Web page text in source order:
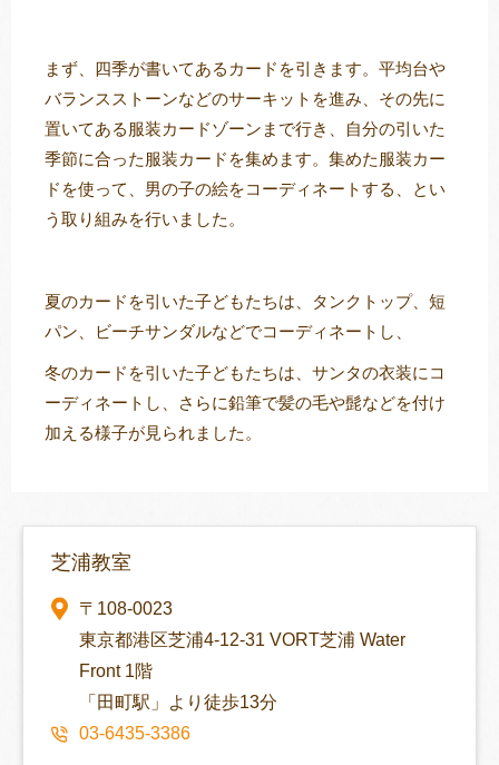
まず、四季が書いてあるカードを引きます。平均台や
バランスストーンなどのサーキットを進み、その先に
置いてある服装カードゾーンまで行き、自分の引いた
季節に合った服装カードを集めます。集めた服装カー
ドを使って、男の子の絵をコーディネートする、とい
う取り組みを行いました。
夏のカードを引いた子どもたちは、タンクトップ、短
パン、ビーチサンダルなどでコーディネートし、
冬のカードを引いた子どもたちは、サンタの衣装にコ
ーディネートし、さらに鉛筆で髪の毛や髭などを付け
加える様子が見られました。
芝浦教室
〒108-0023
東京都港区芝浦4-12-31 VORT芝浦 Water
Front 1階
「田町駅」より徒歩13分
03-6435-3386